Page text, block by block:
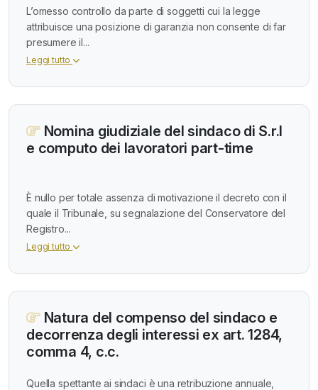
L’omesso controllo da parte di soggetti cui la legge
attribuisce una posizione di garanzia non consente di far
presumere il...
Leggi tutto
Nomina giudiziale del sindaco di S.r.l
e computo dei lavoratori part-time
È nullo per totale assenza di motivazione il decreto con il
quale il Tribunale, su segnalazione del Conservatore del
Registro...
Leggi tutto
Natura del compenso del sindaco e
decorrenza degli interessi ex art. 1284,
comma 4, c.c.
Quella spettante ai sindaci è una retribuzione annuale,